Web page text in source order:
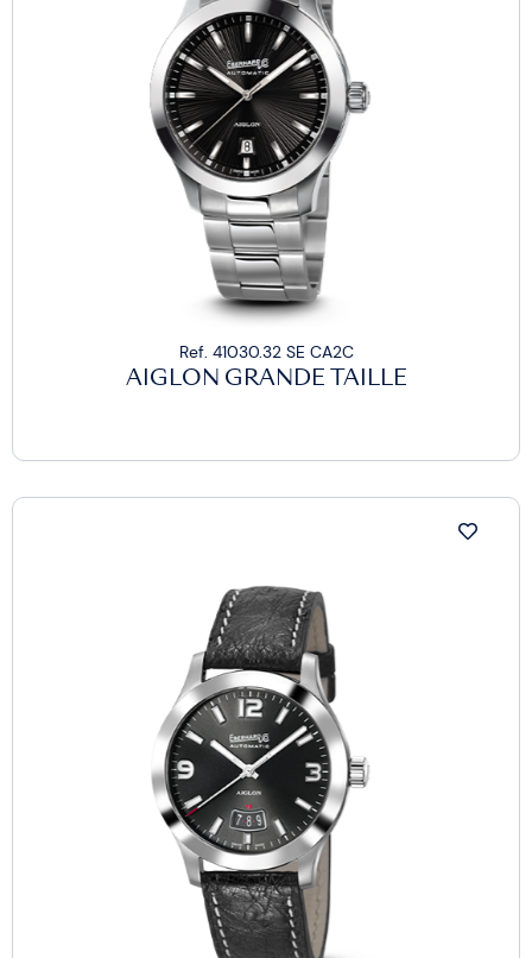
Ref. 41030.32 SE CA2C
AIGLON GRANDE TAILLE